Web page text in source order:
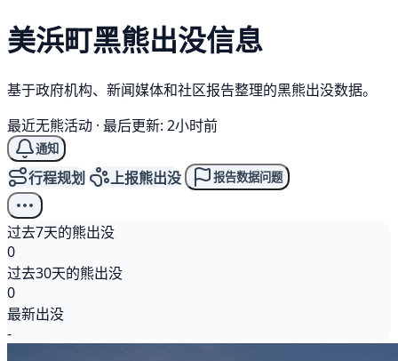
美浜町黑熊出没信息
基于政府机构、新闻媒体和社区报告整理的黑熊出没数据。
最近无熊活动 · 最后更新: 2小时前
通知
行程规划 上报熊出没 报告数据问题
过去7天的熊出没
0
过去30天的熊出没
0
最新出没
-